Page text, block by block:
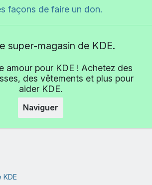
façons de faire un don.
super-magasin de KDE.
amour pour KDE ! Achetez des
des vêtements et plus pour
aider KDE.
Naviguer